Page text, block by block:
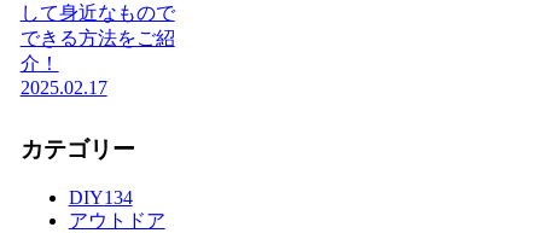
して身近なもので
できる方法をご紹
介！
2025.02.17
カテゴリー
DIY134
アウトドア